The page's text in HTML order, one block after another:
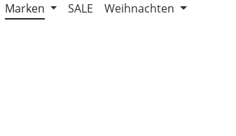
Marken SALE
Weihnachten